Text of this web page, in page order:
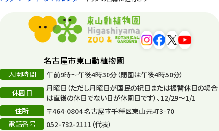
名古屋市東山動植物園
入園時間
午前9時～午後4時30分（閉園は午後4時50分）
休園日
月曜日（ただし月曜日が国民の祝日または振替休日の場合
は直後の休日でない日が休園日です）、12/29～1/1
住所
〒464-0804 名古屋市千種区東山元町3-70
電話番号
052-782-2111（代表）